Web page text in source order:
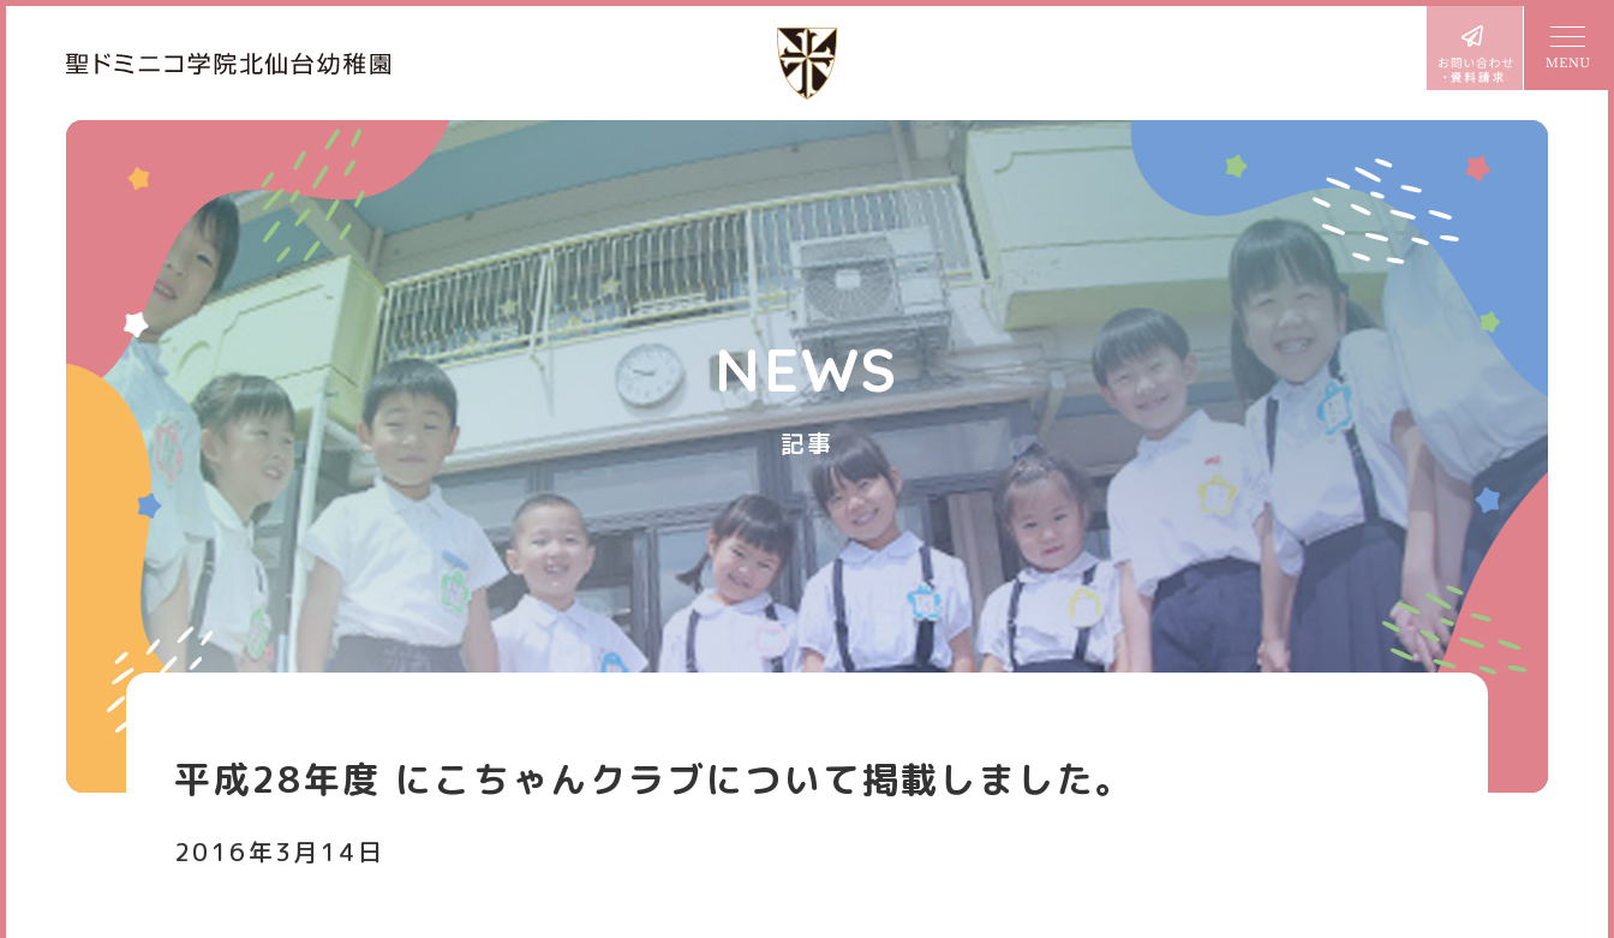
ドミニコの魅力
園長より
めざす子ども像
年齢別活動
幼稚園での生活
1日の流れ
課外教室
年間行事
BLOG どみにこ通信
施設設備
園内マップ
園の設備
入園案内
園児募集要項
プレ三歳児入園
預かり保育
未就園児クラブ
よくあるご質問
パンフレット
各種書類ダウンロード
お知らせ スタッフ日記 サイトマップ アクセス スクールバス 個人情報保護方針
NEWS
記事
平成28年度 にこちゃんクラブについて掲載しました。
2016年3月14日